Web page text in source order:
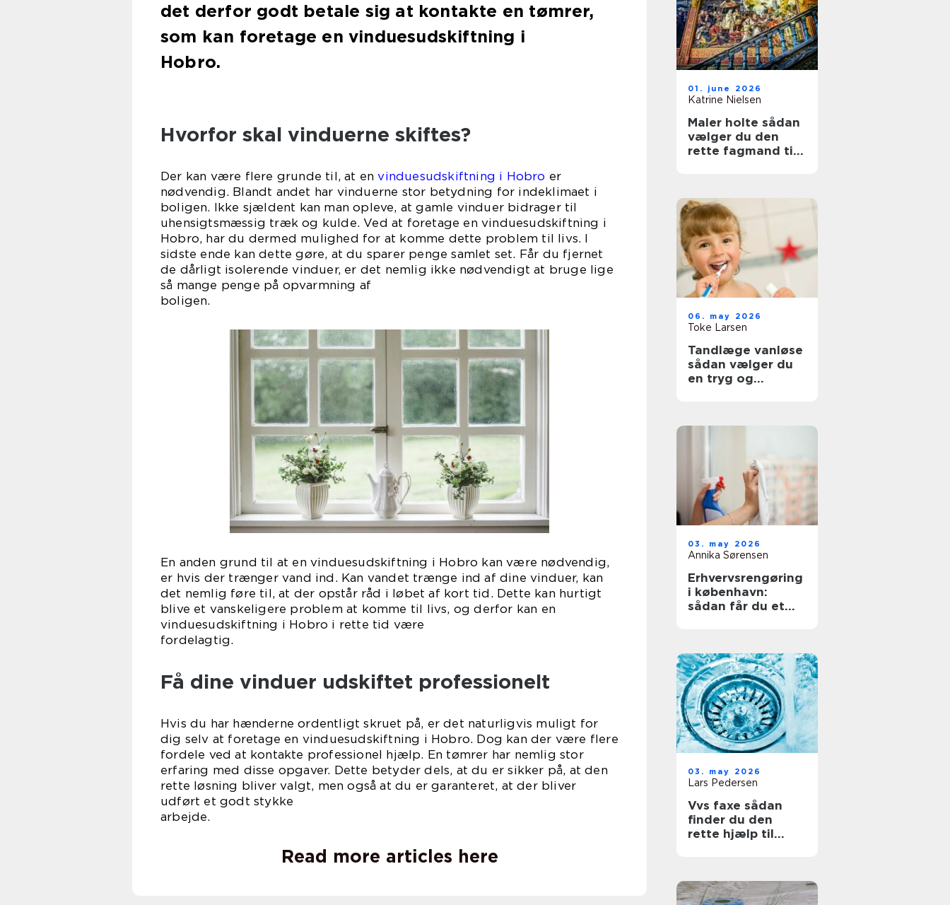
det derfor godt betale sig at kontakte en tømrer,
som kan foretage en vinduesudskiftning i
Hobro.
Hvorfor skal vinduerne skiftes?
Der kan være flere grunde til, at envinduesudskiftning i Hobro er
nødvendig. Blandt andet har vinduerne stor betydning for indeklimaet i
boligen. Ikke sjældent kan man opleve, at gamle vinduer bidrager til
uhensigtsmæssig træk og kulde. Ved at foretage en vinduesudskiftning i
Hobro, har du dermed mulighed for at komme dette problem til livs. I
sidste ende kan dette gøre, at du sparer penge samlet set. Får du fjernet
de dårligt isolerende vinduer, er det nemlig ikke nødvendigt at bruge lige
så mange penge på opvarmning af
boligen.
En anden grund til at en vinduesudskiftning i Hobro kan være nødvendig,
er hvis der trænger vand ind. Kan vandet trænge ind af dine vinduer, kan
det nemlig føre til, at der opstår råd i løbet af kort tid. Dette kan hurtigt
blive et vanskeligere problem at komme til livs, og derfor kan en
vinduesudskiftning i Hobro i rette tid være
fordelagtig.
Få dine vinduer udskiftet professionelt
Hvis du har hænderne ordentligt skruet på, er det naturligvis muligt for
dig selv at foretage en vinduesudskiftning i Hobro. Dog kan der være flere
fordele ved at kontakte professionel hjælp. En tømrer har nemlig stor
erfaring med disse opgaver. Dette betyder dels, at du er sikker på, at den
rette løsning bliver valgt, men også at du er garanteret, at der bliver
udført et godt stykke
arbejde.
Read more articles here
01. june 2026
Katrine Nielsen
Maler holte sådan
vælger du den
rette fagmand til
06. may 2026
Toke Larsen
Tandlæge vanløse
sådan vælger du
en tryg og
03. may 2026
Annika Sørensen
Erhvervsrengøring
i københavn:
sådan får du et
03. may 2026
Lars Pedersen
Vvs faxe sådan
finder du den
rette hjælp til